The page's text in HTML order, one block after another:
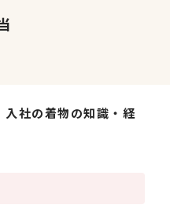
社の着物の知識・経